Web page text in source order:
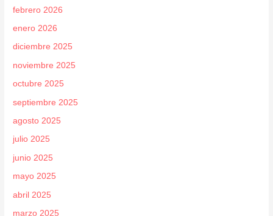
febrero 2026
enero 2026
diciembre 2025
noviembre 2025
octubre 2025
septiembre 2025
agosto 2025
julio 2025
junio 2025
mayo 2025
abril 2025
marzo 2025